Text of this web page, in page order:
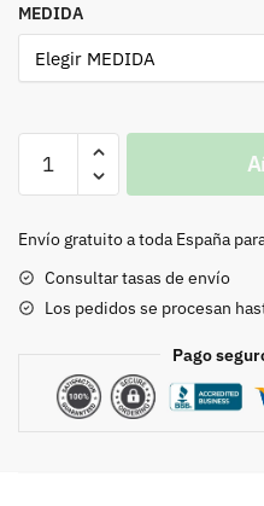
MEDIDA
MATACANTOS
cantidad
Envío gratuito a toda España
Consultar tasas de envío
Los pedidos se procesan
Pago